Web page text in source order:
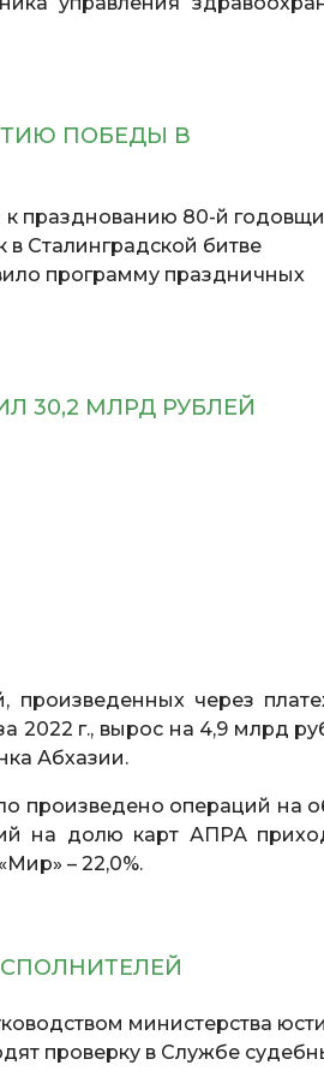
ПОБЕДЫ В
к празднованию 80-й
Сталинградской битве
программу праздничных
30,2 МЛРД РУБЛЕЙ
произведенных через
2022 г., вырос на 4,9 млрд
Абхазии.
произведено операций на
на долю карт АПРА
– 22,0%.
министерства
проверку в Службе